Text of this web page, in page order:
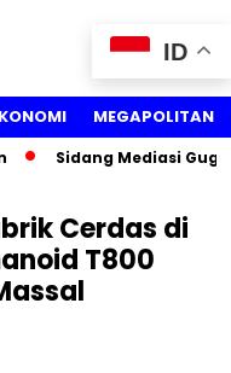
MEGAPOLITAN
Sidang Mediasi Gugatan
Cerdas di
T800
ID